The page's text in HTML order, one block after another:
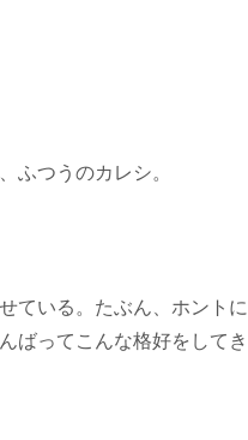
つうのカレシ。
ている。たぶん、ホントに
ばってこんな格好をしてき